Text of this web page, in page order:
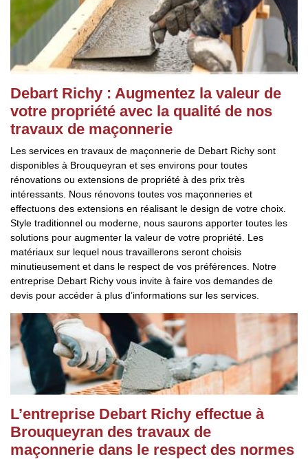
Debart Richy : Augmentez la valeur de
votre propriété avec la qualité de nos
travaux de maçonnerie
Les services en travaux de maçonnerie de Debart Richy sont
disponibles à Brouqueyran et ses environs pour toutes
rénovations ou extensions de propriété à des prix très
intéressants. Nous rénovons toutes vos maçonneries et
effectuons des extensions en réalisant le design de votre choix.
Style traditionnel ou moderne, nous saurons apporter toutes les
solutions pour augmenter la valeur de votre propriété. Les
matériaux sur lequel nous travaillerons seront choisis
minutieusement et dans le respect de vos préférences. Notre
entreprise Debart Richy vous invite à faire vos demandes de
devis pour accéder à plus d’informations sur les services.
L’entreprise Debart Richy effectue à
Brouqueyran des travaux de
maçonnerie dans le respect des normes